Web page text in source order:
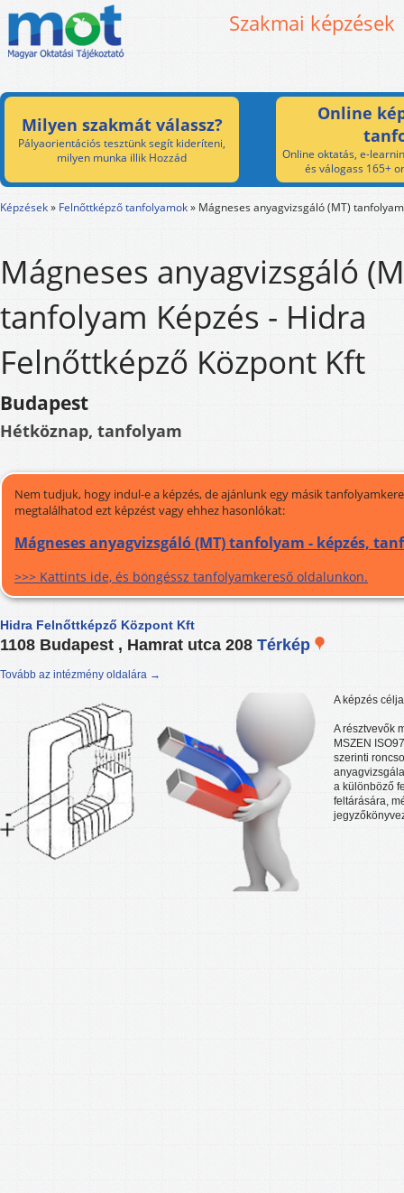
Szakmai képzések
Milyen szakmát válassz?
Pályaorientációs tesztünk segít kideríteni,
milyen munka illik Hozzád
Online
Online oktatás, e-
és válogass 165+
Képzések» Felnőttképző tanfolyamok» Mágneses anyagvizsgáló (MT) tanfolyam
Mágneses anyagvizsgáló
tanfolyam Képzés - Hidra
Felnőttképző Központ Kft
Budapest
Hétköznap, tanfolyam
Nem tudjuk, hogy indul-e a képzés, de ajánlunk egy másik
megtalálhatod ezt képzést vagy ehhez hasonlókat:
Mágneses anyagvizsgáló (MT) tanfolyam - képzés,
>>> Kattints ide, és böngéssz tanfolyamkereső oldalunkon.
Hidra Felnőttképző Központ Kft
1108 Budapest , Hamrat utca 208 Térkép
Tovább az intézmény oldalára →
A képzés
A résztvevők
MSZEN
szerinti
a különböző
feltárására,